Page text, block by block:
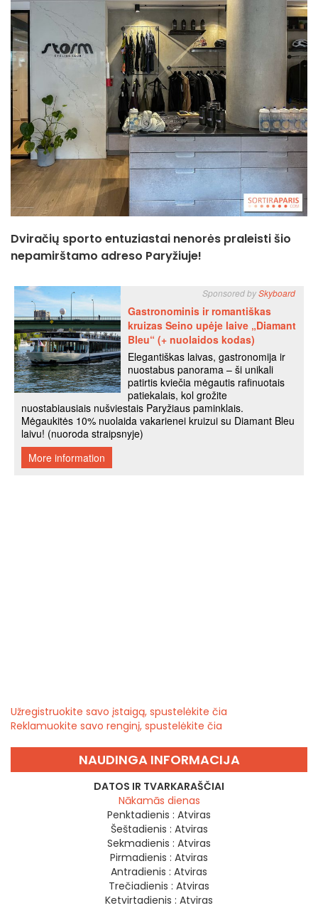
Dviračių sporto entuziastai nenorės praleisti šio
nepamirštamo adreso Paryžiuje!
Užregistruokite savo įstaigą, spustelėkite čia
Reklamuokite savo renginį, spustelėkite čia
NAUDINGA INFORMACIJA
DATOS IR TVARKARAŠČIAI
Nākamās dienas
Penktadienis : Atviras
Šeštadienis : Atviras
Sekmadienis : Atviras
Pirmadienis : Atviras
Antradienis : Atviras
Trečiadienis : Atviras
Ketvirtadienis : Atviras